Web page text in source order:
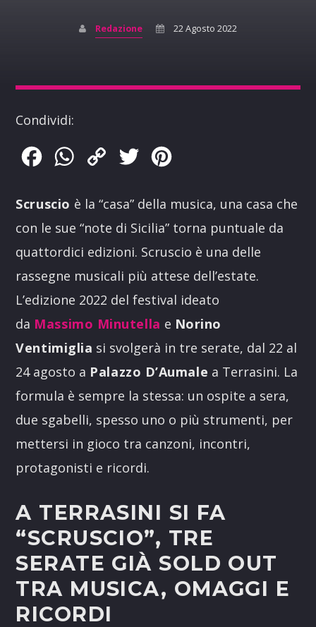
Redazione 22 Agosto 2022
Condividi:
FacebookWhatsApp
Copy
Twitter
Scruscio è la “casa” della musica, una casa che
con le sue “note di Sicilia” torna puntuale da
quattordici edizioni. Scruscio è una delle
rassegne musicali più attese dell’estate.
L’edizione 2022 del festival ideato
da Massimo Minutella e Norino
Ventimiglia si svolgerà in tre serate, dal 22 al
24 agosto a Palazzo D’Aumale a Terrasini. La
formula è sempre la stessa: un ospite a sera,
due sgabelli, spesso uno o più strumenti, per
mettersi in gioco tra canzoni, incontri,
protagonisti e ricordi.
A TERRASINI SI FA
“SCRUSCIO”, TRE
SERATE GIÀ SOLD OUT
TRA MUSICA, OMAGGI E
RICORDI